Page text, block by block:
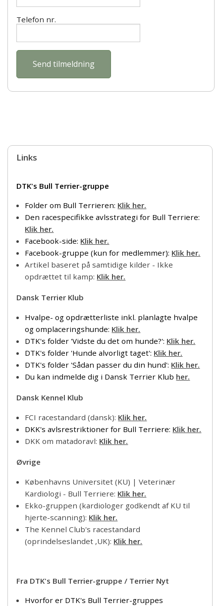
Telefon nr.
Links
DTK's Bull Terrier-gruppe
Folder om Bull Terrieren: Klik her.
Den racespecifikke avlsstrategi for Bull Terriere:
Klik her.
Facebook-side: Klik her.
Facebook-gruppe (kun for medlemmer): Klik her.
Artikel baseret på samtidige kilder - Ikke
opdrættet til kamp: Klik her.
Dansk Terrier Klub
Hvalpe- og opdrætterliste inkl. planlagte hvalpe
og omplaceringshunde: Klik her.
DTK's folder 'Vidste du det om hunde?': Klik her.
DTK's folder 'Hunde alvorligt taget': Klik her.
DTK's folder 'Sådan passer du din hund': Klik her.
Du kan indmelde dig i Dansk Terrier Klub her.
Dansk Kennel Klub
FCI racestandard (dansk): Klik her.
DKK's avlsrestriktioner for Bull Terriere: Klik her.
DKK om matadoravl: Klik her.
Øvrige
Københavns Universitet (KU) | Veterinær
Kardiologi - Bull Terriere: Klik her.
Ekko-gruppen (kardiologer godkendt af KU til
hjerte-scanning): Klik her.
The Kennel Club's racestandard
(oprindelseslandet ,UK): Klik her.
Fra DTK's Bull Terrier-gruppe / Terrier Nyt
Hvorfor er DTK's Bull Terrier-gruppes